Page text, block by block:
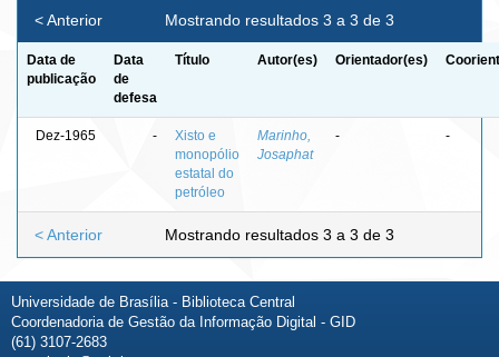
Mostrando resultados 3 a 3 de 3
< Anterior
Data de
publicação
Data
de
defesa
Título Autor(es) Orientador(es)
Dez-1965 -
Xisto e
monopólio
estatal do
petróleo
Marinho,
Josaphat
- -
Mostrando resultados 3 a 3 de 3
< Anterior
Universidade de Brasília - Biblioteca Central
Coordenadoria de Gestão da Informação Digital - GID
(61) 3107-2683